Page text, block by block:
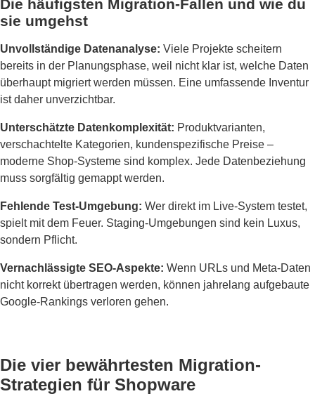
Die häufigsten Migration-Fallen und wie du
sie umgehst
Unvollständige Datenanalyse: Viele Projekte scheitern
bereits in der Planungsphase, weil nicht klar ist, welche Daten
überhaupt migriert werden müssen. Eine umfassende Inventur
ist daher unverzichtbar.
Unterschätzte Datenkomplexität: Produktvarianten,
verschachtelte Kategorien, kundenspezifische Preise –
moderne Shop-Systeme sind komplex. Jede Datenbeziehung
muss sorgfältig gemappt werden.
Fehlende Test-Umgebung: Wer direkt im Live-System testet,
spielt mit dem Feuer. Staging-Umgebungen sind kein Luxus,
sondern Pflicht.
Vernachlässigte SEO-Aspekte: Wenn URLs und Meta-Daten
nicht korrekt übertragen werden, können jahrelang aufgebaute
Google-Rankings verloren gehen.
Die vier bewährtesten Migration-
Strategien für Shopware